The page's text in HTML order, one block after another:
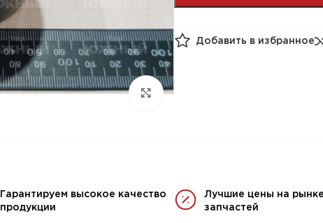
Добавить в избранное
Гарантируем высокое качество
продукции
Лучшие цены на
запчастей